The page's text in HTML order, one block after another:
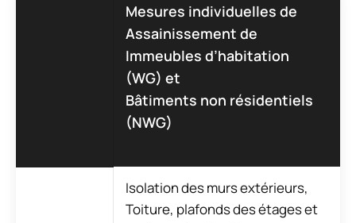
Mesures individuelles de
Assainissement de
Immeubles d’habitation
(WG) et
Bâtiments non résidentiels
(NWG)
Isolation des murs extérieurs,
Toiture, plafonds des étages et